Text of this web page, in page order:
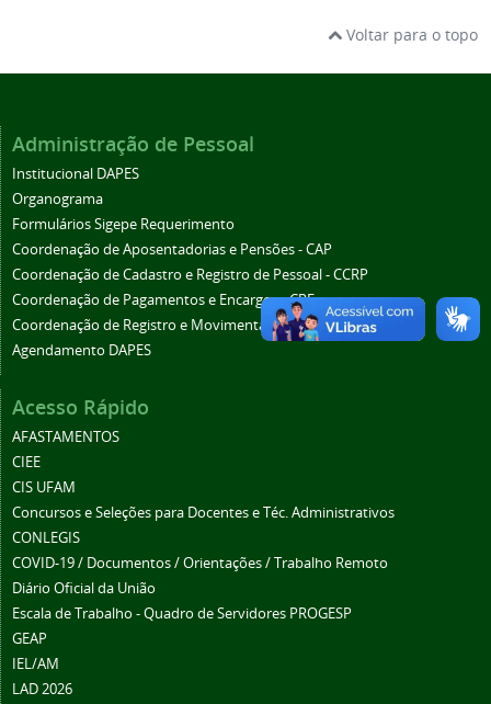
Voltar para o topo
Administração de Pessoal
Institucional DAPES
Organograma
Formulários Sigepe Requerimento
Coordenação de Aposentadorias e Pensões - CAP
Coordenação de Cadastro e Registro de Pessoal - CCRP
Coordenação de Pagamentos e Encargos - CPE
Coordenação de Registro e Movimentação - CRM
Agendamento DAPES
Acesso Rápido
AFASTAMENTOS
CIEE
CIS UFAM
Concursos e Seleções para Docentes e Téc. Administrativos
CONLEGIS
COVID-19 / Documentos / Orientações / Trabalho Remoto
Diário Oficial da União
Escala de Trabalho - Quadro de Servidores PROGESP
GEAP
IEL/AM
LAD 2026